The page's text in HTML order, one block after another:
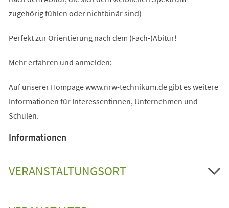
zugehörig fühlen oder nichtbinär sind)
Perfekt zur Orientierung nach dem (Fach-)Abitur!
Mehr erfahren und anmelden:
Auf unserer Hompage www.nrw-technikum.de gibt es weitere
Informationen für Interessentinnen, Unternehmen und
Schulen.
Informationen
VERANSTALTUNGSORT